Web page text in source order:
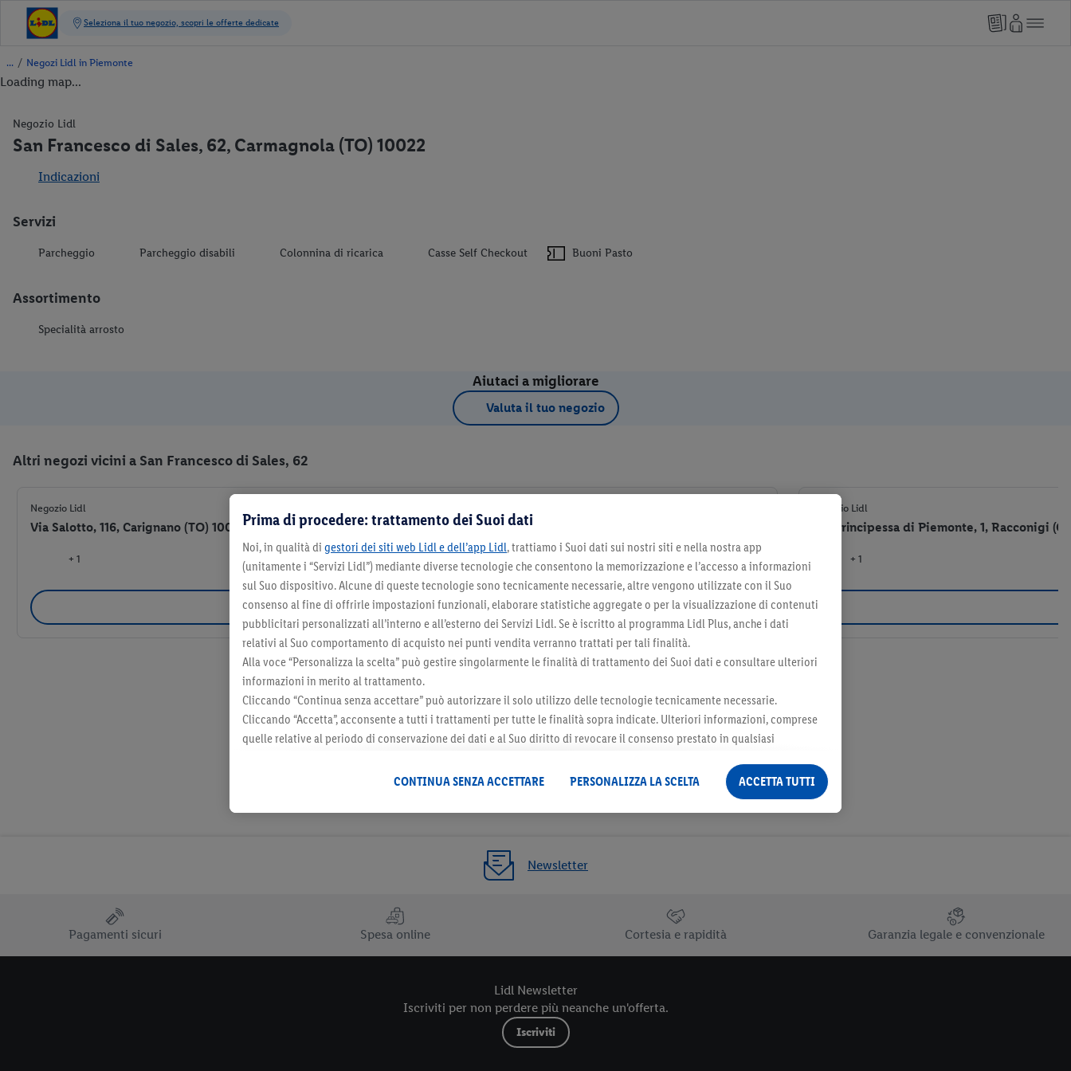
/ Negozi Lidl in Piemonte
Loading map...
Negozio Lidl
San Francesco di Sales, 62, Carmagnola (TO) 10022
Indicazioni
Servizi
Parcheggio Parcheggio disabili Colonnina di ricarica Casse Self Checkout Buoni Pasto
Assortimento
Specialità arrosto
Aiutaci a migliorare
Valuta il tuo negozio
Altri negozi vicini a San Francesco di Sales, 62
Negozio Lidl
Via Salotto, 116, Carignano (TO) 10041
+ 1 Dettagli del negozio
Seleziona come negozio preferito
Negozio Lidl
Via Principessa di Piemonte, 1, Racconigi
+ 1
Seleziona come negozio preferito
Newsletter
Pagamenti sicuri Spesa online Cortesia e rapidità Garanzia legale e convenzionale
Lidl Newsletter
Iscriviti per non perdere più neanche un'offerta.
Iscriviti
Prima di procedere: trattamento dei Suoi dati
Noi, in qualità di gestori dei siti web Lidl e dell’app Lidl, trattiamo i Suoi dati sui nostri siti e nella nostra app
(unitamente i “Servizi Lidl”) mediante diverse tecnologie che consentono la memorizzazione e l’accesso a informazioni
sul Suo dispositivo. Alcune di queste tecnologie sono tecnicamente necessarie, altre vengono utilizzate con il Suo
consenso al fine di offrirle impostazioni funzionali, elaborare statistiche aggregate o per la visualizzazione di contenuti
pubblicitari personalizzati all’interno e all’esterno dei Servizi Lidl. Se è iscritto al programma Lidl Plus, anche i dati
relativi al Suo comportamento di acquisto nei punti vendita verranno trattati per tali finalità.
Alla voce “Personalizza la scelta” può gestire singolarmente le finalità di trattamento dei Suoi dati e consultare ulteriori
informazioni in merito al trattamento.
Cliccando “Continua senza accettare” può autorizzare il solo utilizzo delle tecnologie tecnicamente necessarie.
Cliccando “Accetta”, acconsente a tutti i trattamenti per tutte le finalità sopra indicate. Ulteriori informazioni, comprese
quelle relative al periodo di conservazione dei dati e al Suo diritto di revocare il consenso prestato in qualsiasi
CONTINUA SENZA ACCETTARE PERSONALIZZA LA SCELTA ACCETTA TUTTI